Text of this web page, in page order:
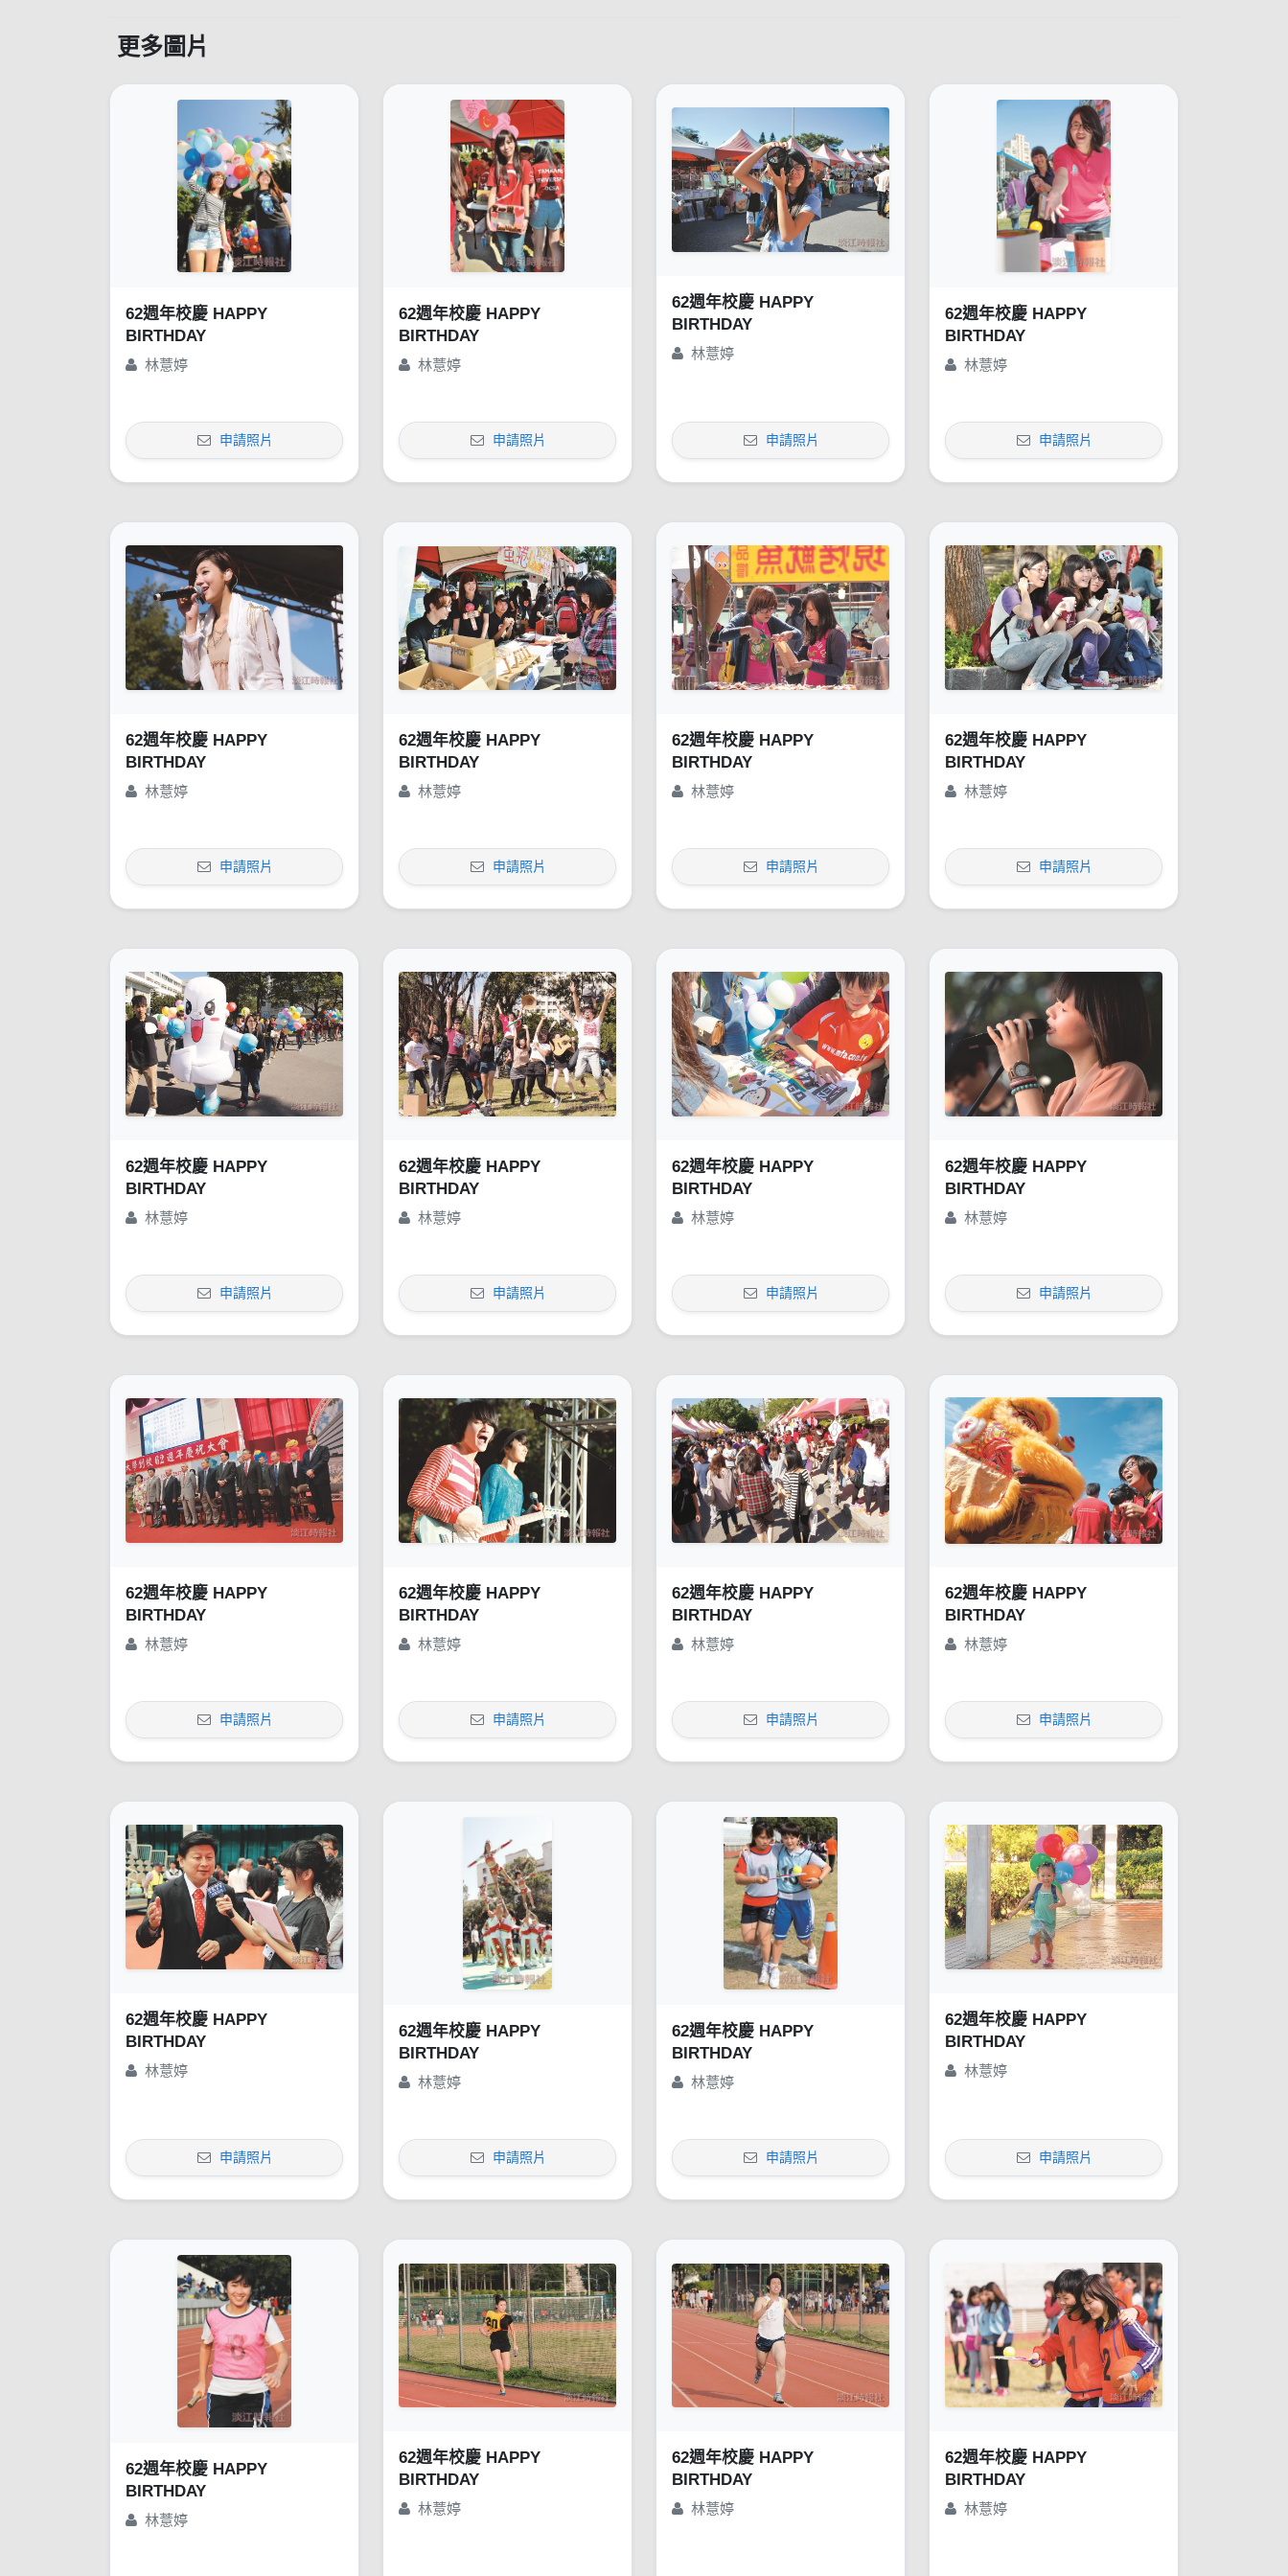
更多圖片
62週年校慶 HAPPY
BIRTHDAY
林薏婷
申請照片
62週年校慶 HAPPY
BIRTHDAY
林薏婷
申請照片
62週年校慶 HAPPY
BIRTHDAY
林薏婷
申請照片
62週年校慶 HAPPY
BIRTHDAY
林薏婷
申請照片
62週年校慶 HAPPY
BIRTHDAY
林薏婷
申請照片
62週年校慶 HAPPY
BIRTHDAY
林薏婷
申請照片
62週年校慶 HAPPY
BIRTHDAY
林薏婷
申請照片
62週年校慶 HAPPY
BIRTHDAY
林薏婷
申請照片
62週年校慶 HAPPY
BIRTHDAY
林薏婷
申請照片
62週年校慶 HAPPY
BIRTHDAY
林薏婷
申請照片
62週年校慶 HAPPY
BIRTHDAY
林薏婷
申請照片
62週年校慶 HAPPY
BIRTHDAY
林薏婷
申請照片
62週年校慶 HAPPY
BIRTHDAY
林薏婷
申請照片
62週年校慶 HAPPY
BIRTHDAY
林薏婷
申請照片
62週年校慶 HAPPY
BIRTHDAY
林薏婷
申請照片
62週年校慶 HAPPY
BIRTHDAY
林薏婷
申請照片
62週年校慶 HAPPY
BIRTHDAY
林薏婷
申請照片
62週年校慶 HAPPY
BIRTHDAY
林薏婷
申請照片
62週年校慶 HAPPY
BIRTHDAY
林薏婷
申請照片
62週年校慶 HAPPY
BIRTHDAY
林薏婷
申請照片
62週年校慶 HAPPY
BIRTHDAY
林薏婷
62週年校慶 HAPPY
BIRTHDAY
林薏婷
62週年校慶 HAPPY
BIRTHDAY
林薏婷
62週年校慶 HAPPY
BIRTHDAY
林薏婷